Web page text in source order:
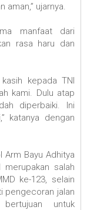
ujarnya.
manfaat dari
rasa haru dan
kepada TNI
kami. Dulu atap
diperbaiki. Ini
katanya dengan
Arm Bayu Adhitya
merupakan salah
ke-123, selain
pengecoran jalan
untuk